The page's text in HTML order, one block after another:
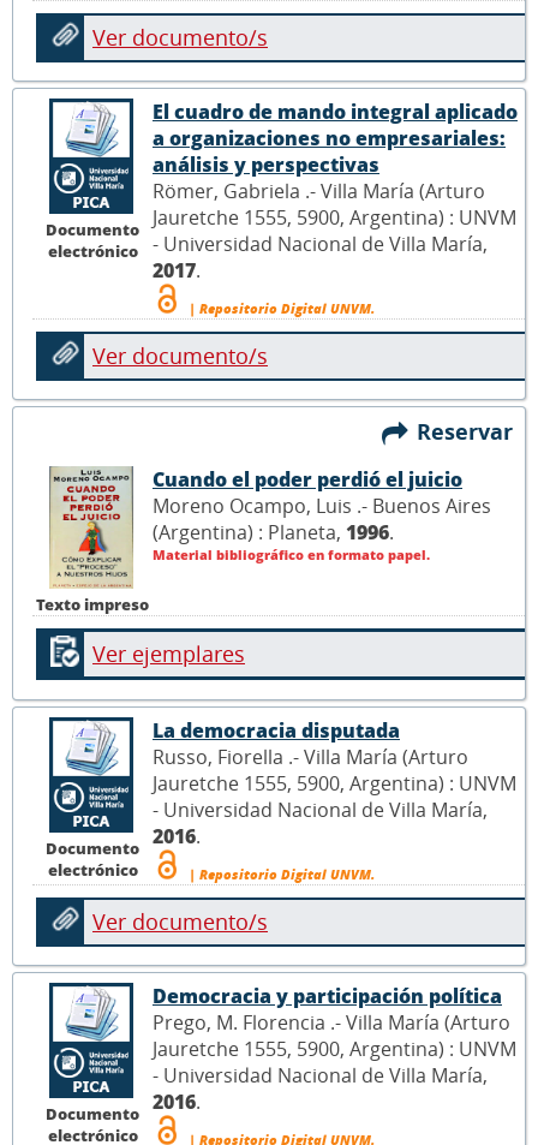
Ver documento/s
Documento
electrónico
El cuadro de mando integral aplicado
a organizaciones no empresariales:
análisis y perspectivas
Römer, Gabriela .- Villa María (Arturo
Jauretche 1555, 5900, Argentina) : UNVM
- Universidad Nacional de Villa María,
2017.
| Repositorio Digital UNVM.
Ver documento/s
Reservar
Texto impreso
Cuando el poder perdió el juicio
Moreno Ocampo, Luis .- Buenos Aires
(Argentina) : Planeta, 1996.
Material bibliográfico en formato papel.
Ver ejemplares
Documento
electrónico
La democracia disputada
Russo, Fiorella .- Villa María (Arturo
Jauretche 1555, 5900, Argentina) : UNVM
- Universidad Nacional de Villa María,
2016.
| Repositorio Digital UNVM.
Ver documento/s
Documento
electrónico
Democracia y participación política
Prego, M. Florencia .- Villa María (Arturo
Jauretche 1555, 5900, Argentina) : UNVM
- Universidad Nacional de Villa María,
2016.
| Repositorio Digital UNVM.